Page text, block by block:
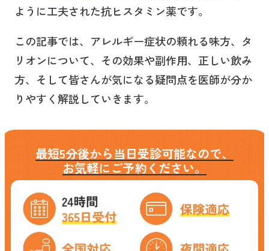
ように工夫された抗ヒスタミン薬です。
この記事では、アレルギー症状の頼れる味方、タ
リオンについて、その効果や副作用、正しい飲み
方、そして皆さんが気になる疑問点を医師が分か
りやすく解説していきます。
最短5分後から当日受診可能なので、
お気軽にご予約ください。